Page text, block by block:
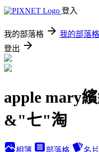
登入
我的部落格 我的部落
登出
apple mary
&"七"淘
相簿 部落格 名片